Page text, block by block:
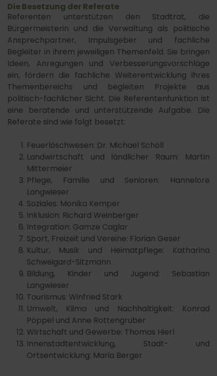
Die Besetzung der Referate
Referenten unterstützen den Stadtrat, die
Bürgermeisterin und die Verwaltung als politische
Ansprechpartner, Impulsgeber und fachliche
Begleiter in ihrem jeweiligen Themenfeld. Sie bringen
Ideen, Anregungen und Verbesserungsvorschläge
ein, fördern die fachliche Weiterentwicklung ihres
Themenbereichs und begleiten Projekte aus
politisch-fachlicher Sicht. Die Referentenfunktion ist
eine beratende und unterstützende Aufgabe. Die
Referate sind wie folgt besetzt:
Feuerlöschwesen: Dr. Michael Schöll
Landwirtschaft und ländlicher Raum: Martin
Mittermeier
Pflege, Familie und Senioren: Hannelore
Langwieser
Soziales: Monika Kemper
Inklusion: Richard Weinberger
Integration: Gamze Caglar
Sport, Freizeit und Vereine: Florian Geser
Kultur, Musik und Heimatpflege: Katharina
Schweigard-Sitzmann
Bildung, Kinder und Jugend: Sebastian
Langwieser
Tourismus: Winfried Stark
Umwelt, Klima und Nachhaltigkeit: Konrad
Pöppel und Anne Rottengruber
Wirtschaft und Gewerbe: Thomas Hierl
Innenstadtentwicklung, Stadt- und
Ortsentwicklung: Maria Berger